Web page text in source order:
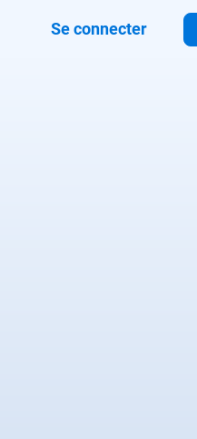
Se connecter